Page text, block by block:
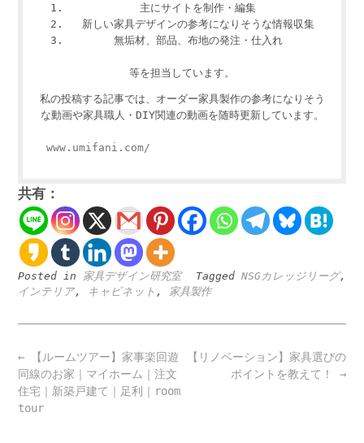
主にサイトを制作・編集
新しい家具デザインの参考になりそうな情報収集
無垢材、部品、布地の発注・仕入れ
等を担当しています。
私の投稿する記事では、オーダー家具製作の参考になりそう
な動画や家具職人・DIY関連の動画を随時更新しています。
www.umifani.com/
共有：
Posted in 家具デザイン研究室 Tagged NSGカレッジリーグ,
インテリア, キャビネット , 家具製作
Post
navigation
【リノベーション】家具選びの
ポイントを教えて！ →
← 【ルームツアー】家事楽回遊
同線のお家｜マイホーム｜注文
住宅｜新築戸建て｜足利｜room
tour